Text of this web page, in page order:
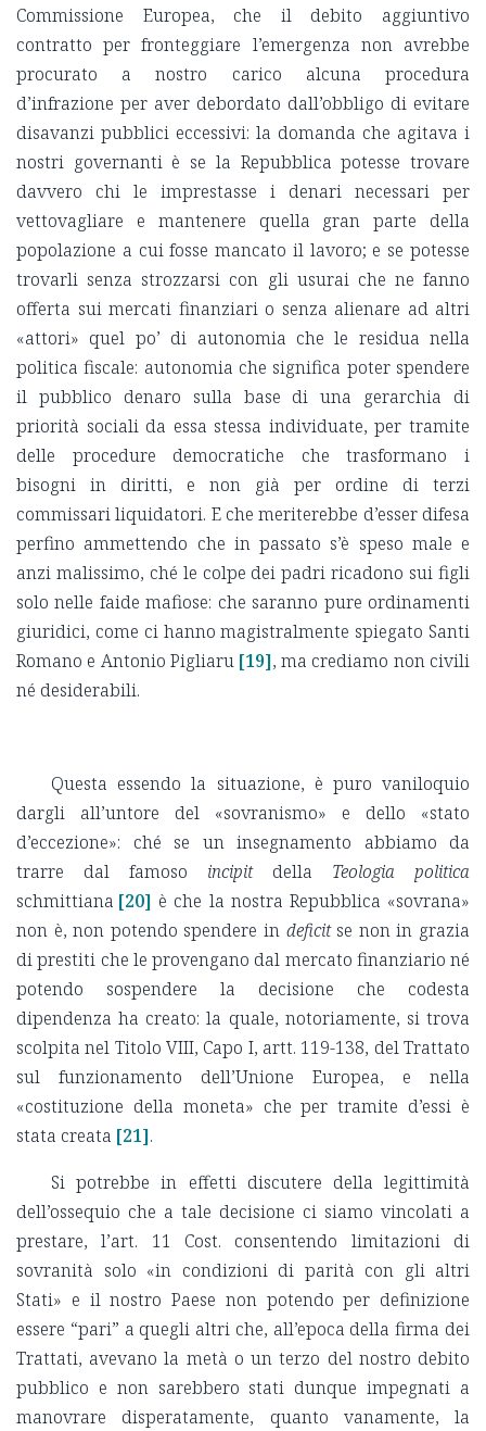
Commissione Europea, che il debito aggiuntivo
contratto per fronteggiare l’emergenza non avrebbe
procurato a nostro carico alcuna procedura
d’infrazione per aver debordato dall’obbligo di evitare
disavanzi pubblici eccessivi: la domanda che agitava i
nostri governanti è se la Repubblica potesse trovare
davvero chi le imprestasse i denari necessari per
vettovagliare e mantenere quella gran parte della
popolazione a cui fosse mancato il lavoro; e se potesse
trovarli senza strozzarsi con gli usurai che ne fanno
offerta sui mercati finanziari o senza alienare ad altri
«attori» quel po’ di autonomia che le residua nella
politica fiscale: autonomia che significa poter spendere
il pubblico denaro sulla base di una gerarchia di
priorità sociali da essa stessa individuate, per tramite
delle procedure democratiche che trasformano i
bisogni in diritti, e non già per ordine di terzi
commissari liquidatori. E che meriterebbe d’esser difesa
perfino ammettendo che in passato s’è speso male e
anzi malissimo, ché le colpe dei padri ricadono sui figli
solo nelle faide mafiose: che saranno pure ordinamenti
giuridici, come ci hanno magistralmente spiegato Santi
Romano e Antonio Pigliaru [19], ma crediamo non civili
né desiderabili.
Questa essendo la situazione, è puro vaniloquio
dargli all’untore del «sovranismo» e dello «stato
d’eccezione»: ché se un insegnamento abbiamo da
trarre dal famoso incipitdella Teologia politica
schmittiana [20] è che la nostra Repubblica «sovrana»
non è, non potendo spendere in deficitse non in grazia
di prestiti che le provengano dal mercato finanziario né
potendo sospendere la decisione che codesta
dipendenza ha creato: la quale, notoriamente, si trova
scolpita nel Titolo VIII, Capo I, artt. 119-138, del Trattato
sul funzionamento dell’Unione Europea, e nella
«costituzione della moneta» che per tramite d’essi è
stata creata [21].
Si potrebbe in effetti discutere della legittimità
dell’ossequio che a tale decisione ci siamo vincolati a
prestare, l’art. 11 Cost. consentendo limitazioni di
sovranità solo «in condizioni di parità con gli altri
Stati» e il nostro Paese non potendo per definizione
essere “pari” a quegli altri che, all’epoca della firma dei
Trattati, avevano la metà o un terzo del nostro debito
pubblico e non sarebbero stati dunque impegnati a
manovrare disperatamente, quanto vanamente, la